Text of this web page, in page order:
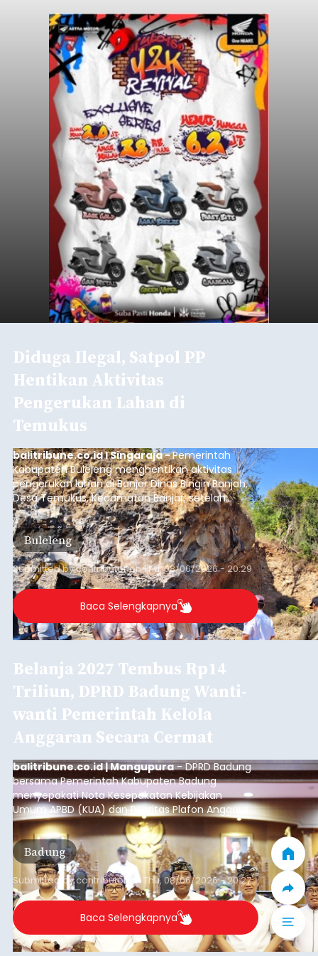
Diduga Ilegal, Satpol PP
Hentikan Aktivitas
Pengerukan Lahan di
Temukus
balitribune.co.id I Singaraja -Pemerintah
Kabupaten Buleleng menghentikan aktivitas
pengerukan lahan di Banjar Dinas Bingin Banjah,
Desa Temukus, Kecamatan Banjar, setelah
ditemukan indikasi kegiatan pengambilan
material yang tidak sesuai dengan peruntukan
kawasan.
Buleleng
Submitted bycontributoronThu, 08/06/2026 - 20:29
Baca Selengkapnya
Belanja 2027 Tembus Rp14
Triliun, DPRD Badung Wanti-
wanti Pemerintah Kelola
Anggaran Secara Cermat
balitribune.co.id | Mangupura- DPRD Badung
bersama Pemerintah Kabupaten Badung
menyepakati Nota Kesepakatan Kebijakan
Umum APBD (KUA) dan Prioritas Plafon Anggaran
Sementara (PPAS) Tahun Anggaran 2027 dalam
rapat paripurna yang digelar di Gedung DPRD
Badung, Kamis (6/8/2026).
Badung
Submitted bycontributor onThu, 08/06/2026 - 20:27
Baca Selengkapnya